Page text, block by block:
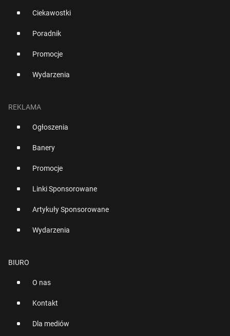
Ciekawostki
Poradnik
Promocje
Wydarzenia
REKLAMA
Ogłoszenia
Banery
Promocje
Linki Sponsorowane
Artykuły Sponsorowane
Wydarzenia
BIURO
O nas
Kontakt
Dla mediów